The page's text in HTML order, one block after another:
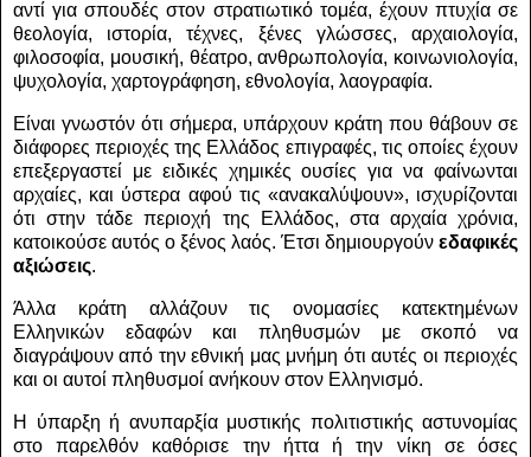
αντί για σπουδές στον στρατιωτικό τομέα, έχουν πτυχία σε
θεολογία, ιστορία, τέχνες, ξένες γλώσσες, αρχαιολογία,
φιλοσοφία, μουσική, θέατρο, ανθρωπολογία, κοινωνιολογία,
ψυχολογία, χαρτογράφηση, εθνολογία, λαογραφία.
Είναι γνωστόν ότι σήμερα, υπάρχουν κράτη που θάβουν σε
διάφορες περιοχές της Ελλάδος επιγραφές, τις οποίες έχουν
επεξεργαστεί με ειδικές χημικές ουσίες για να φαίνωνται
αρχαίες, και ύστερα αφού τις «ανακαλύψουν», ισχυρίζονται
ότι στην τάδε περιοχή της Ελλάδος, στα αρχαία χρόνια,
κατοικούσε αυτός ο ξένος λαός. Έτσι δημιουργούν εδαφικές
αξιώσεις.
Άλλα κράτη αλλάζουν τις ονομασίες κατεκτημένων
Ελληνικών εδαφών και πληθυσμών με σκοπό να
διαγράψουν από την εθνική μας μνήμη ότι αυτές οι περιοχές
και οι αυτοί πληθυσμοί ανήκουν στον Ελληνισμό.
Η ύπαρξη ή ανυπαρξία μυστικής πολιτιστικής αστυνομίας
στο παρελθόν καθόρισε την ήττα ή την νίκη σε όσες